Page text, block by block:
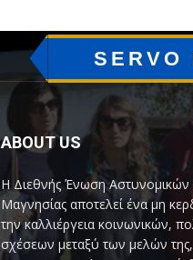
SERVO
ABOUT US
Η Διεθνής Ένωση Αστυνομικών
Μαγνησίας αποτελεί ένα μη
την καλλιέργεια κοινωνικών,
σχέσεων μεταξύ των μελών